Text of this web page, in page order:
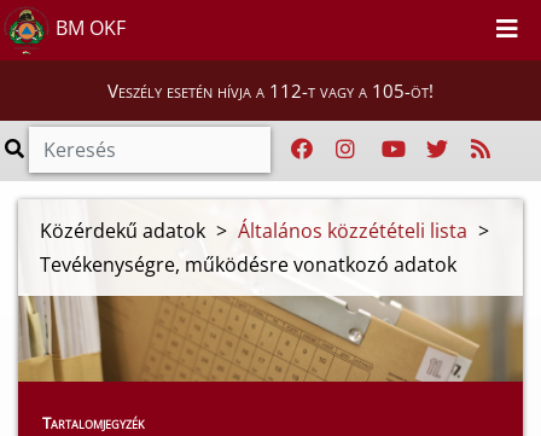
BM OKF
Veszély esetén hívja a 112-t vagy a 105-öt!
Közérdekű adatok > Általános közzétételi lista >
Tevékenységre, működésre vonatkozó adatok
Tartalomjegyzék